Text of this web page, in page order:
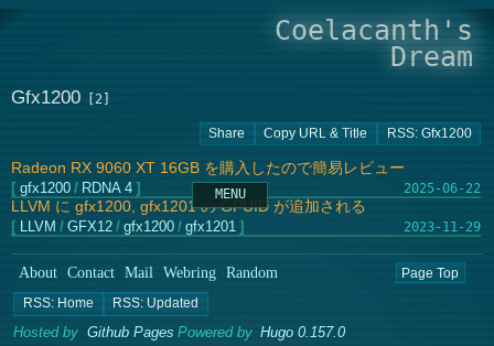
Coelacanth's
Dream
Gfx1200
Radeon RX 9060 XT 16GB を購入したので簡易レビュー
2025-06-22
gfx1200 / RDNA 4
LLVM に gfx1200, gfx1201 の GPUID が追加される
2023-11-29
LLVM / GFX12 / gfx1200 / gfx1201
About Contact Mail Webring Random Page Top
Hosted by Github Pages Powered by Hugo 0.157.0